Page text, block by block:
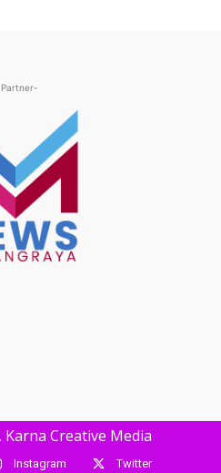
Creative Media
Instagram Twitter